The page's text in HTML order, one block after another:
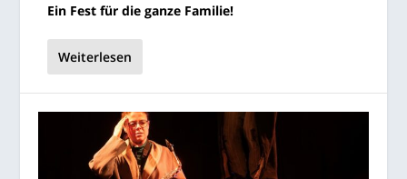
Ein Fest für die gan­ze Familie!
Weiterlesen